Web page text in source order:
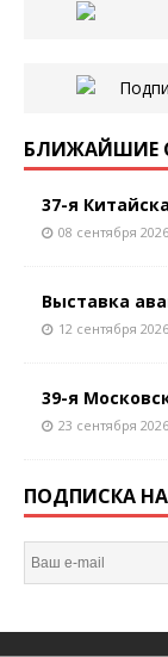
БЛИЖАЙШИЕ
37-я
08 сентября 2026
Выставка
12 сентября 2026
39-я
23 сентября 2026
ПОДПИСКА